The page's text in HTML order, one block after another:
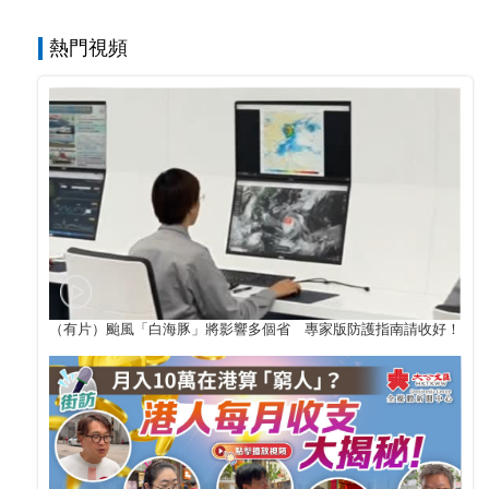
熱門視頻
（有片）颱風「白海豚」將影響多個省 專家版防護指南請收好！